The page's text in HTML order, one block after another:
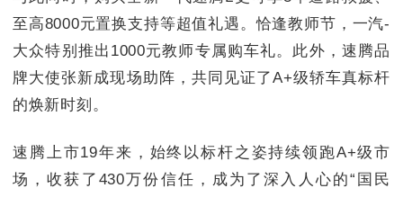
至高8000元置换支持等超值礼遇。恰逢教师节，一汽-
大众特别推出1000元教师专属购车礼。此外，速腾品
牌大使张新成现场助阵，共同见证了A+级轿车真标杆
的焕新时刻。
速腾上市19年来，始终以标杆之姿持续领跑A+级市
场，收获了430万份信任，成为了深入人心的“国民